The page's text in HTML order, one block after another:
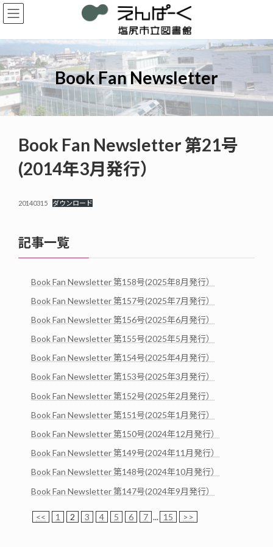
コ
ン
ン
ツ
へ
ス
キ
ッ
プ
ナ
ビ
ー
シ
ョ
ン
に
移
動
Book Fan Newsletter
Book Fan Newsletter 第21号
(2014年3月発行）
20140315 ダウンロード
記事一覧
Book Fan Newsletter 第158号(2025年8月発行）
Book Fan Newsletter 第157号(2025年7月発行）
Book Fan Newsletter 第156号(2025年6月発行）
Book Fan Newsletter 第155号(2025年5月発行）
Book Fan Newsletter 第154号(2025年4月発行）
Book Fan Newsletter 第153号(2025年3月発行）
Book Fan Newsletter 第152号(2025年2月発行）
Book Fan Newsletter 第151号(2025年1月発行）
Book Fan Newsletter 第150号(2024年12月発行）
Book Fan Newsletter 第149号(2024年11月発行）
Book Fan Newsletter 第148号(2024年10月発行）
Book Fan Newsletter 第147号(2024年9月発行）
<< 1 2 3 4 5 6 7 ... 15 >>